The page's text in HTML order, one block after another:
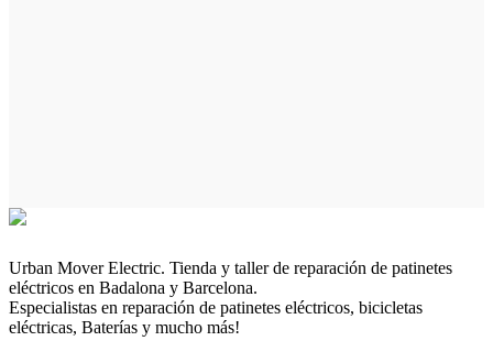
Urban Mover Electric. Tienda y taller de reparación de patinetes
eléctricos en Badalona y Barcelona.
Especialistas en reparación de patinetes eléctricos, bicicletas
eléctricas, Baterías y mucho más!